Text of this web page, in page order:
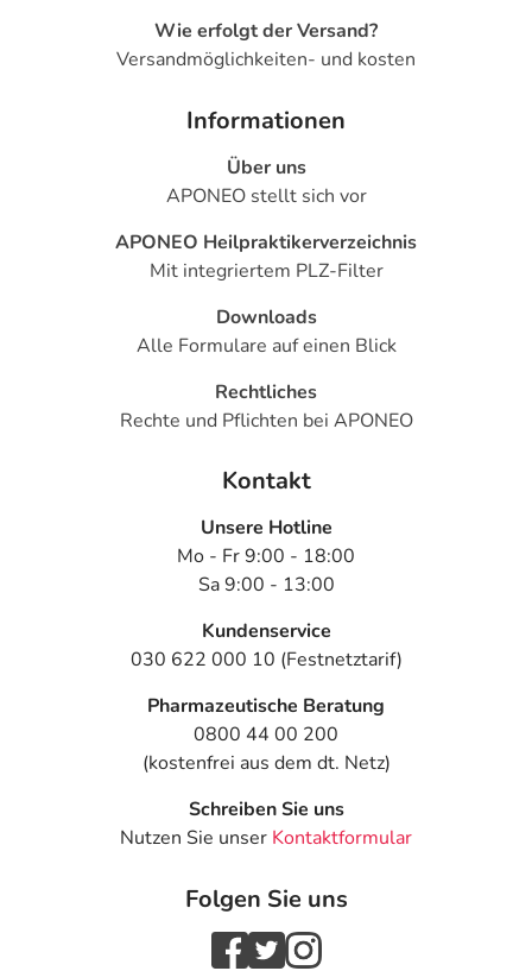
Wie erfolgt der Versand?
Versandmöglichkeiten- und kosten
Informationen
Über uns
APONEO stellt sich vor
APONEO Heilpraktikerverzeichnis
Mit integriertem PLZ-Filter
Downloads
Alle Formulare auf einen Blick
Rechtliches
Rechte und Pflichten bei APONEO
Kontakt
Unsere Hotline
Mo - Fr 9:00 - 18:00
Sa 9:00 - 13:00
Kundenservice
030 622 000 10 (Festnetztarif)
Pharmazeutische Beratung
0800 44 00 200
(kostenfrei aus dem dt. Netz)
Schreiben Sie uns
Nutzen Sie unser Kontaktformular
Folgen Sie uns